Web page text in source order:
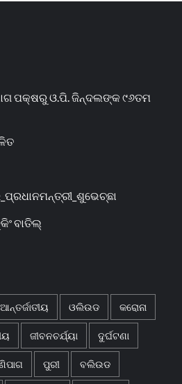
ପକ୍ଷରୁ ଓ.ପି. ଜିନ୍ଦଲଙ୍କ ୯୬ତମ
ବାତିଲ୍
ଆନ୍ତର୍ଜାତୀୟ ଓଲିଉଡ କରୋନା
ଜୀବନଚର୍ଯ୍ୟା ଦୁର୍ଘଟଣା
ପୁରୀ ବଲିଉଡ